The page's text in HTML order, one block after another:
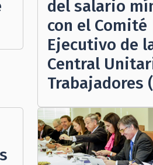
del salario
con el Comité
Ejecutivo de
Central
Trabajadores